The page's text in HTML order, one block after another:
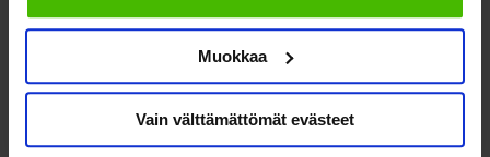
Muokkaa
Vain välttämättömät evästeet
korkealentoista ja abstraktia. Se on uskoa siihen, että
ympäristö on toimiva ja turvallinen. Ja siihen, että jos
tulee paha paikka, ympärillä on myönteisesti toisiinsa
suhtautuvia ihmisiä.